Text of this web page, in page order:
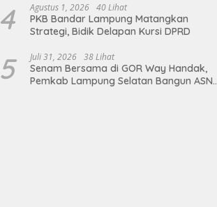
4 Agustus 1, 2026 40 Lihat
PKB Bandar Lampung Matangkan
Strategi, Bidik Delapan Kursi DPRD
5 Juli 31, 2026 38 Lihat
Senam Bersama di GOR Way Handak,
Pemkab Lampung Selatan Bangun ASN